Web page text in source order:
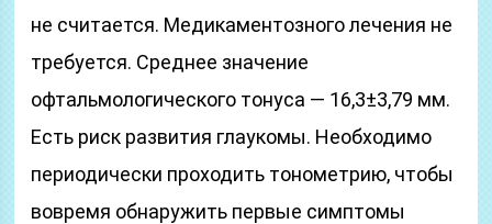
не считается. Медикаментозного лечения не
требуется. Среднее значение
офтальмологического тонуса — 16,3±3,79 мм.
Есть риск развития глаукомы. Необходимо
периодически проходить тонометрию, чтобы
вовремя обнаружить первые симптомы